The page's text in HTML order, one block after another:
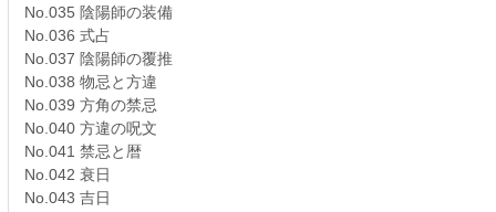
No.035 陰陽師の装備
No.036 式占
No.037 陰陽師の覆推
No.038 物忌と方違
No.039 方角の禁忌
No.040 方違の呪文
No.041 禁忌と暦
No.042 衰日
No.043 吉日